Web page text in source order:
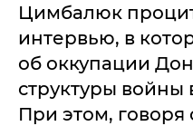
Цимбалюк
интервью, в
об оккупации
структуры войны
При этом, говоря